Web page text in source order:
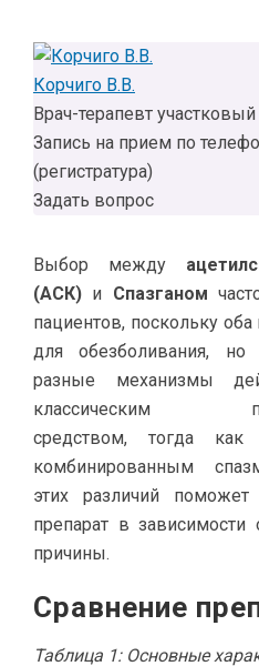
Корчиго В.В.
Врач-терапевт
Запись на прием по
(регистратура)
Задать вопрос
Выбор между
(АСК) и Спазганом
пациентов, поскольку
для обезболивания, но
разные механизмы
классическим
средством, тогда как
комбинированным
этих различий
препарат в зависимости
причины.
Сравнение
Таблица 1: Основные